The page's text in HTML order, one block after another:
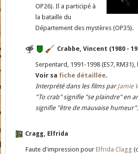
OP26). Il a participé à
la bataille du
Département des mystères (OP35).
Crabbe, Vincent (1980 -
Serpentard, 1991-1998 (ES7,
Voir sa fiche détaillée.
Interprété dans les films parJamie
"To crab" signifie "se plaindre" en
signifie "être de mauvaise humeur".
Cragg, Elfrida
Faute d'impression pourElfrida Clagg